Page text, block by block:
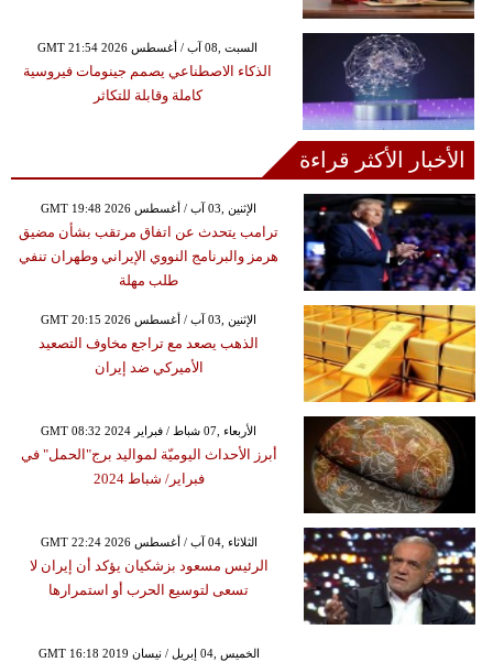
GMT 21:54 2026 السبت ,08 آب / أغسطس
الذكاء الاصطناعي يصمم جينومات فيروسية
كاملة وقابلة للتكاثر
الأخبار الأكثر قراءة
GMT 19:48 2026 الإثنين ,03 آب / أغسطس
ترامب يتحدث عن اتفاق مرتقب بشأن مضيق
هرمز والبرنامج النووي الإيراني وطهران تنفي
طلب مهلة
GMT 20:15 2026 الإثنين ,03 آب / أغسطس
الذهب يصعد مع تراجع مخاوف التصعيد
الأميركي ضد إيران
GMT 08:32 2024 الأربعاء ,07 شباط / فبراير
أبرز الأحداث اليوميّة لمواليد برج"الحمل" في
فبراير/ شباط 2024
GMT 22:24 2026 الثلاثاء ,04 آب / أغسطس
الرئيس مسعود بزشكيان يؤكد أن إيران لا
تسعى لتوسيع الحرب أو استمرارها
GMT 16:18 2019 الخميس ,04 إبريل / نيسان